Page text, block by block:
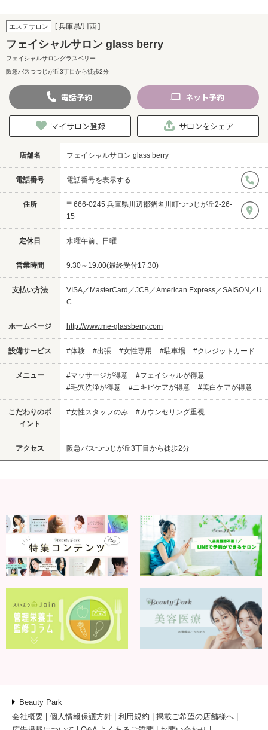
エステサロン [ 兵庫県/川西 ]
フェイシャルサロン glass berry
フェイシャルサロングラスベリー
阪急バスつつじが丘3丁目から徒歩2分
電話予約 ネット予約
マイサロン登録 サロンをシェア
店舗名 フェイシャルサロン glass berry
電話番号 電話番号を表示する
住所
〒666-0245 兵庫県川辺郡猪名川町つつじが丘2-26-
15
定休日 水曜午前、日曜
営業時間 9:30～19:00(最終受付17:30)
支払い方法
VISA／MasterCard／JCB／American Express／SAISON／U
C
ホームページ http://www.me-glassberry.com
設備サービス #体験 #出張 #女性専用 #駐車場 #クレジットカード
メニュー #マッサージが得意
#フェイシャルが得意
#毛穴洗浄が得意
#ニキビケアが得意 #美白ケアが得意
こだわりのポ
イント
#女性スタッフのみ #カウンセリング重視
アクセス 阪急バスつつじが丘3丁目から徒歩2分
Beauty Park
会社概要
個人情報保護方針 利用規約
掲載ご希望の店舗様へ